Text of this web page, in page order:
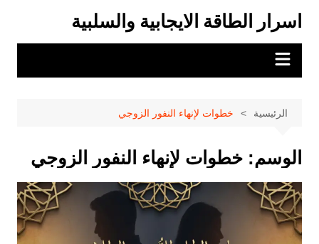
المحتوى
اسرار الطاقة الايجابية والسلبية
الرئيسية خطوات لإنهاء النفور الزوجي
الوسم: خطوات لإنهاء النفور الزوجي